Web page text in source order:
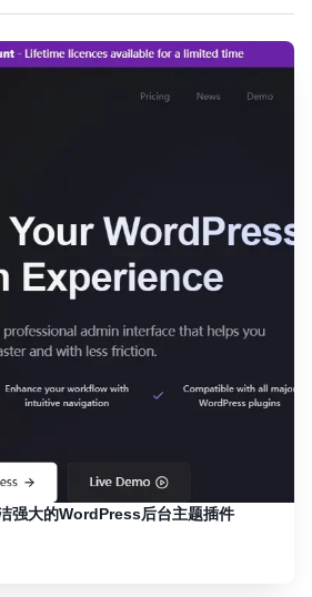
强大的WordPress后台主题插件